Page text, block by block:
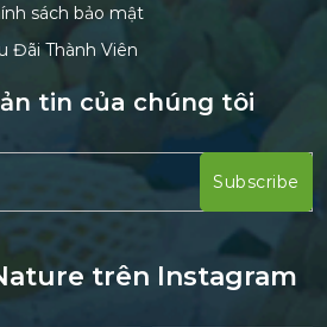
sách bảo mật
Đãi Thành Viên
tin của chúng tôi
trên Instagram